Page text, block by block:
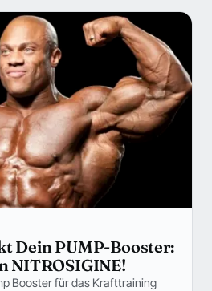
Dein PUMP-Booster:
NITROSIGINE!
Booster für das Krafttraining